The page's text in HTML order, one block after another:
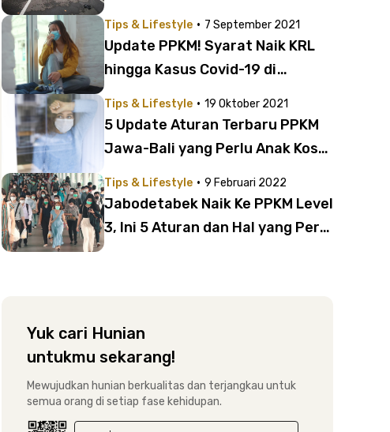
Tips & Lifestyle · 7 September 2021
Update PPKM! Syarat Naik KRL
hingga Kasus Covid-19 di
Tips & Lifestyle · 19 Oktober 2021
5 Update Aturan Terbaru PPKM
Jawa-Bali yang Perlu Anak Kost
Tips & Lifestyle · 9 Februari 2022
Jabodetabek Naik Ke PPKM Level
3, Ini 5 Aturan dan Hal yang Perlu
Yuk cari Hunian
untukmu sekarang!
Mewujudkan hunian berkualitas dan terjangkau untuk
semua orang di setiap fase kehidupan.